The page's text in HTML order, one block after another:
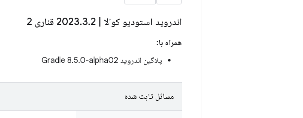
اندروید استودیو کوالا .3.2 قناری 2
همراه با:
پلاگین اندروید Gradle 8.5.0-alpha02
مسائل ثابت شده